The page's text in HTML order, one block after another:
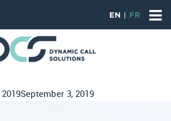
EN FR
September 3, 2019